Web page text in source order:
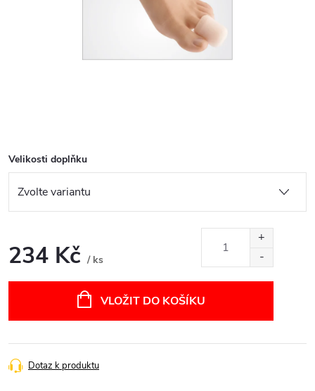
Velikosti doplňku
234 Kč / ks
VLOŽIT DO KOŠÍKU
Dotaz k produktu